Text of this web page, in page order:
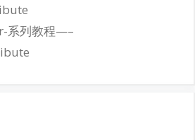
系列教程—–